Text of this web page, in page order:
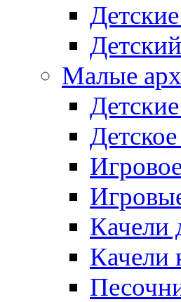
Малые
Качели
Качели